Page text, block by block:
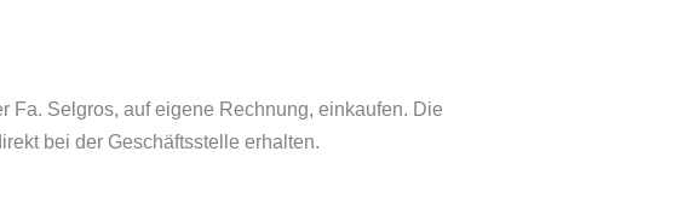
Fa. Selgros, auf eigene Rechnung, einkaufen. Die
bei der Geschäftsstelle erhalten.